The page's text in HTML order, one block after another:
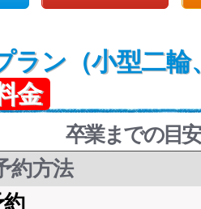
ラン（小型二輪
金
卒業までの目
約方法